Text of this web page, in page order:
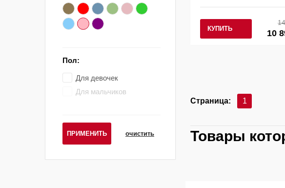
Пол:
Для девочек
Для мальчиков
ПРИМЕНИТЬ очистить
КУПИТЬ 10
Страница: 1
Товары